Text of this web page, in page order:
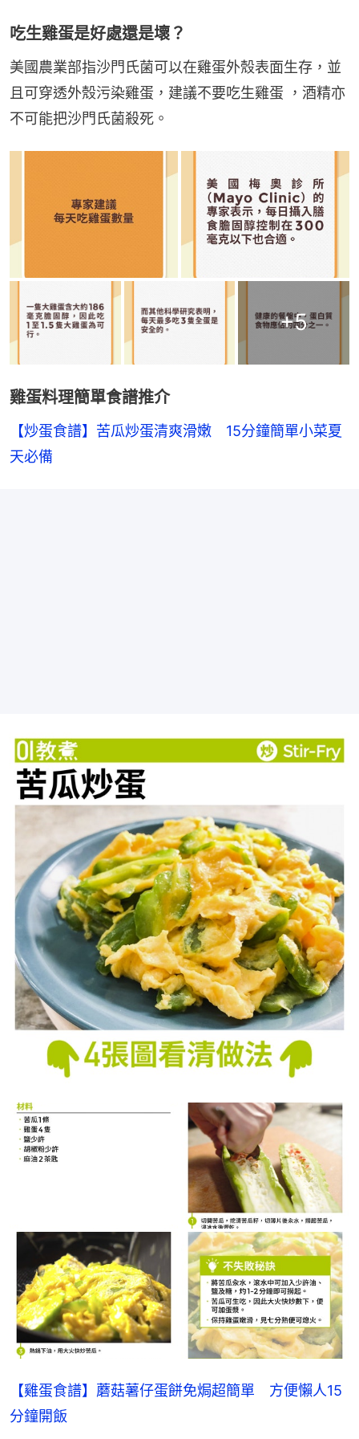
吃生雞蛋是好處還是壞？
美國農業部指沙門氏菌可以在雞蛋外殼表面生存，並
且可穿透外殼污染雞蛋，建議不要吃生雞蛋 ，酒精亦
不可能把沙門氏菌殺死。
+5
雞蛋料理簡單食譜推介
【炒蛋食譜】苦瓜炒蛋清爽滑嫩　15分鐘簡單小菜夏
天必備
【雞蛋食譜】蘑菇薯仔蛋餅免焗超簡單　方便懶人15
分鐘開飯